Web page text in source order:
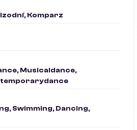
Komparz
Musicaldance,
Swimming, Dancing,